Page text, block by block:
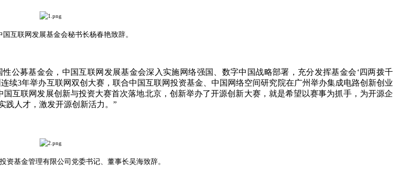
国互联网发展基金会秘书长杨春艳致辞。
公募基金会，中国互联网发展基金会深入实施网络强国、数字中国战略部署，充分发挥基金会‘四两拨千
续3年举办互联网双创大赛，联合中国互联网投资基金、中国网络空间研究院在广州举办集成电路创新创业
互联网发展创新与投资大赛首次落地北京，创新举办了开源创新大赛，就是希望以赛事为抓手，为开源企
践人才，激发开源创新活力。”
资基金管理有限公司党委书记、董事长吴海致辞。